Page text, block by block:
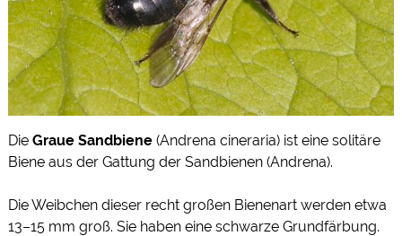
Die Graue Sandbiene (Andrena cineraria) ist eine solitäre
Biene aus derGattung derSandbienen (Andrena).
Die Weibchen dieser recht großen Bienenart werden etwa
13–15 mm groß. Sie haben eine schwarze Grundfärbung.